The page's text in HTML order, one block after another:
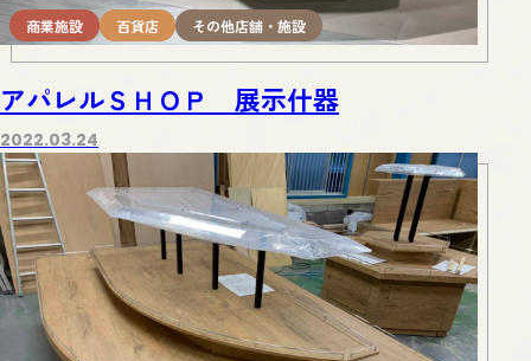
商業施設 百貨店 その他店舗・施設
アパレルＳＨＯＰ 展示什器
2022.03.24